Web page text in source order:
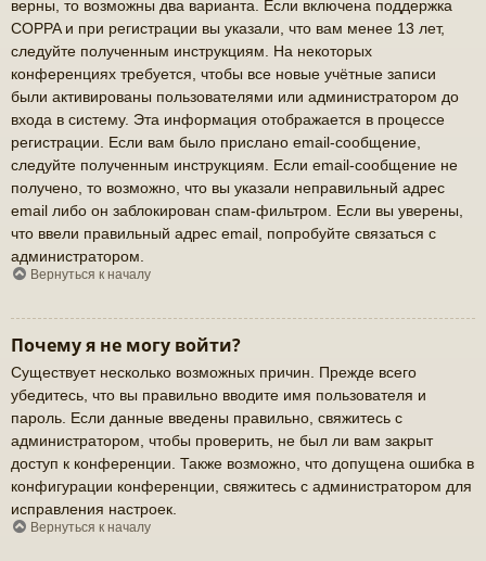
верны, то возможны два варианта. Если включена поддержка
COPPA и при регистрации вы указали, что вам менее 13 лет,
следуйте полученным инструкциям. На некоторых
конференциях требуется, чтобы все новые учётные записи
были активированы пользователями или администратором до
входа в систему. Эта информация отображается в процессе
регистрации. Если вам было прислано email-сообщение,
следуйте полученным инструкциям. Если email-сообщение не
получено, то возможно, что вы указали неправильный адрес
email либо он заблокирован спам-фильтром. Если вы уверены,
что ввели правильный адрес email, попробуйте связаться с
администратором.
Вернуться к началу
Почему я не могу войти?
Существует несколько возможных причин. Прежде всего
убедитесь, что вы правильно вводите имя пользователя и
пароль. Если данные введены правильно, свяжитесь с
администратором, чтобы проверить, не был ли вам закрыт
доступ к конференции. Также возможно, что допущена ошибка в
конфигурации конференции, свяжитесь с администратором для
исправления настроек.
Вернуться к началу